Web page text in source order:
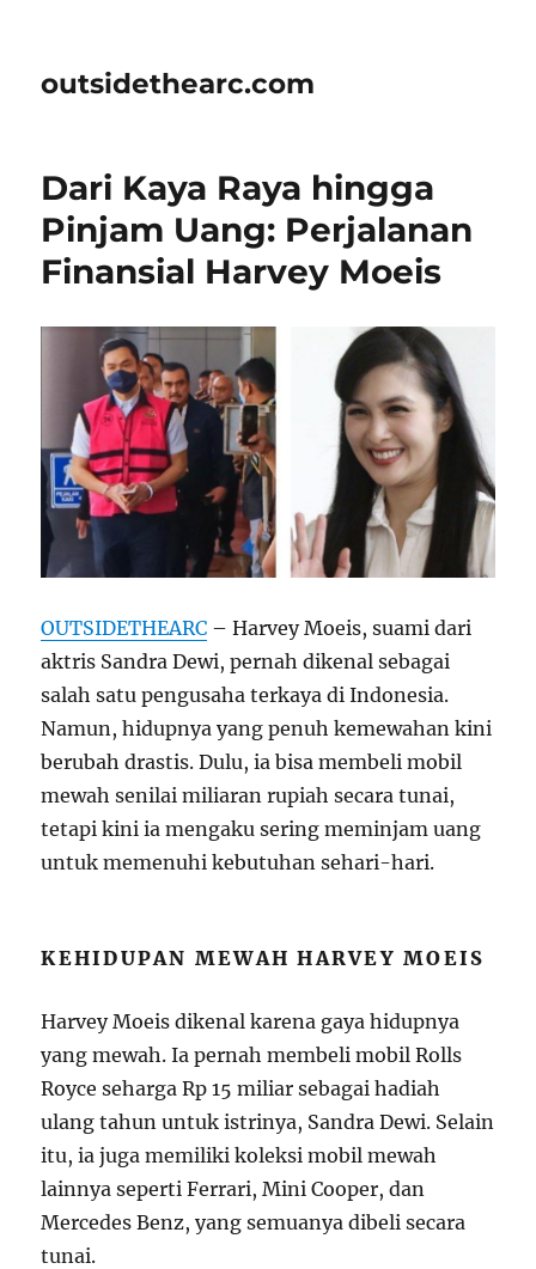
outsidethearc.com
Dari Kaya Raya hingga
Pinjam Uang: Perjalanan
Finansial Harvey Moeis
OUTSIDETHEARC – Harvey Moeis, suami dari
aktris Sandra Dewi, pernah dikenal sebagai
salah satu pengusaha terkaya di Indonesia.
Namun, hidupnya yang penuh kemewahan kini
berubah drastis. Dulu, ia bisa membeli mobil
mewah senilai miliaran rupiah secara tunai,
tetapi kini ia mengaku sering meminjam uang
untuk memenuhi kebutuhan sehari-hari.
KEHIDUPAN MEWAH HARVEY MOEIS
Harvey Moeis dikenal karena gaya hidupnya
yang mewah. Ia pernah membeli mobil Rolls
Royce seharga Rp 15 miliar sebagai hadiah
ulang tahun untuk istrinya, Sandra Dewi. Selain
itu, ia juga memiliki koleksi mobil mewah
lainnya seperti Ferrari, Mini Cooper, dan
Mercedes Benz, yang semuanya dibeli secara
tunai.